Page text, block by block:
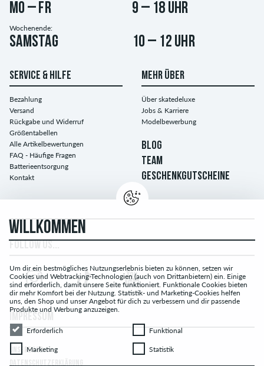
Mo – Fr 9 – 18 Uhr
Wochenende:
Samstag 10 – 12 Uhr
SERVICE & HILFE
Bezahlung
Versand
Rückgabe und Widerruf
Größentabellen
Alle Artikelbewertungen
FAQ - Häufige Fragen
Batterieentsorgung
Kontakt
MEHR ÜBER
Über skatedeluxe
Jobs & Karriere
Modelbewerbung
BLOG
TEAM
GESCHENKGUTSCHEINE
UNSERE AGB
DATENSCHUTZERKLÄRUNG
WILLKOMMEN
Um dir ein bestmögliches Nutzungserlebnis bieten zu können, setzen wir
Cookies und Webtracking-Technologien (auch von Drittanbietern) ein. Einige
sind erforderlich, damit unsere Seite funktioniert. Funktionale Cookies bieten
dir mehr Komfort bei der Nutzung. Statistik- und Marketing-Cookies helfen
uns, den Shop und unser Angebot für dich zu verbessern und dir passende
Produkte und Werbung anzuzeigen.
Erforderlich
Erforderlich FunktionalFunktional
MarketingMarketing StatistikStatistik